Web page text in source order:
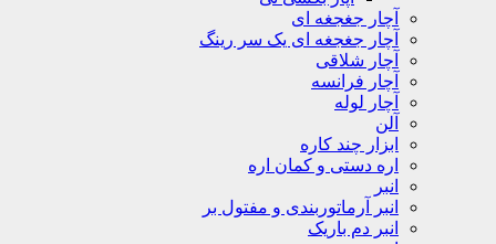
آچار جغجغه ای
آچار جغجغه ای یک سر رینگ
آچار شلاقی
آچار فرانسه
آچار لوله
آلن
ابزار چند کاره
اره دستی و کمان اره
انبر
انبر آرماتوربندی و مفتول بر
انبر دم باریک